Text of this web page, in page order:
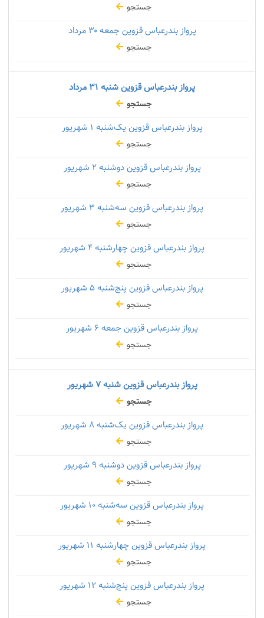
جستجو
پرواز بندرعباس قزوین جمعه۳۰ مرداد
جستجو
پرواز بندرعباس قزوین شنبه
جستجو
پرواز بندرعباس قزوین یک‌شنبه
جستجو
پرواز بندرعباس قزوین دوشنبه۲ شهریور
جستجو
پرواز بندرعباس قزوین سه‌شنبه
جستجو
پرواز بندرعباس قزوین چهارشنبه
جستجو
پرواز بندرعباس قزوین پنج‌شنبه۵ شهریور
جستجو
پرواز بندرعباس قزوین جمعه
جستجو
پرواز بندرعباس قزوین شنبه۷ شهریور
جستجو
پرواز بندرعباس قزوین یک‌شنبه
جستجو
پرواز بندرعباس قزوین دوشنبه
جستجو
پرواز بندرعباس قزوین سه‌شنبه
جستجو
پرواز بندرعباس قزوین چهارشنبه
جستجو
پرواز بندرعباس قزوین پنج‌شنبه
جستجو